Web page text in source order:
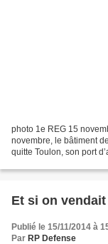
photo 1e REG 15
novembre, le bâtiment
quitte Toulon, son port
Et si on
Publié le 15/11/2014 à
Par RP Defense